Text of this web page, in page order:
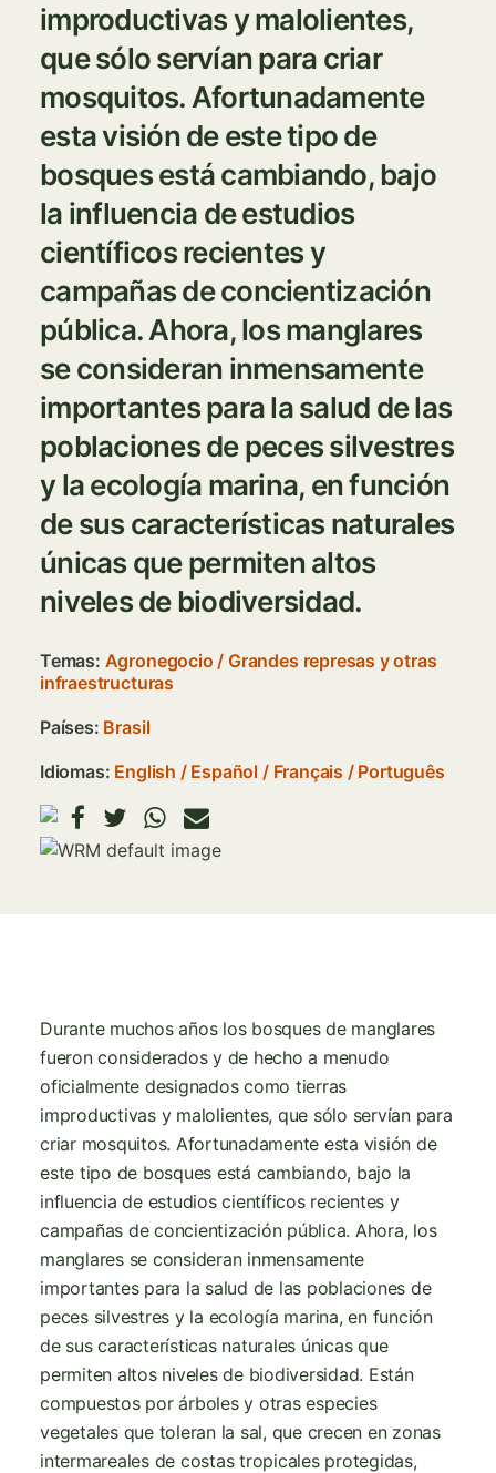
improductivas y malolientes,
que sólo servían para criar
mosquitos. Afortunadamente
esta visión de este tipo de
bosques está cambiando, bajo
la influencia de estudios
científicos recientes y
campañas de concientización
pública. Ahora, los manglares
se consideran inmensamente
importantes para la salud de las
poblaciones de peces silvestres
y la ecología marina, en función
de sus características naturales
únicas que permiten altos
niveles de biodiversidad.
Temas: Agronegocio /Grandes represas y otras
infraestructuras
Países: Brasil
Idiomas: English Español Français Português
Imagen
Durante muchos años los bosques de manglares
fueron considerados y de hecho a menudo
oficialmente designados como tierras
improductivas y malolientes, que sólo servían para
criar mosquitos. Afortunadamente esta visión de
este tipo de bosques está cambiando, bajo la
influencia de estudios científicos recientes y
campañas de concientización pública. Ahora, los
manglares se consideran inmensamente
importantes para la salud de las poblaciones de
peces silvestres y la ecología marina, en función
de sus características naturales únicas que
permiten altos niveles de biodiversidad. Están
compuestos por árboles y otras especies
vegetales que toleran la sal, que crecen en zonas
intermareales de costas tropicales protegidas,